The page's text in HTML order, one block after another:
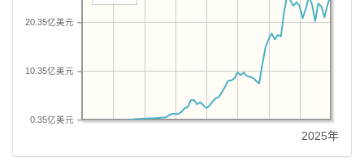
0.35亿美元
10.35亿美元
20.35亿美元
2025年